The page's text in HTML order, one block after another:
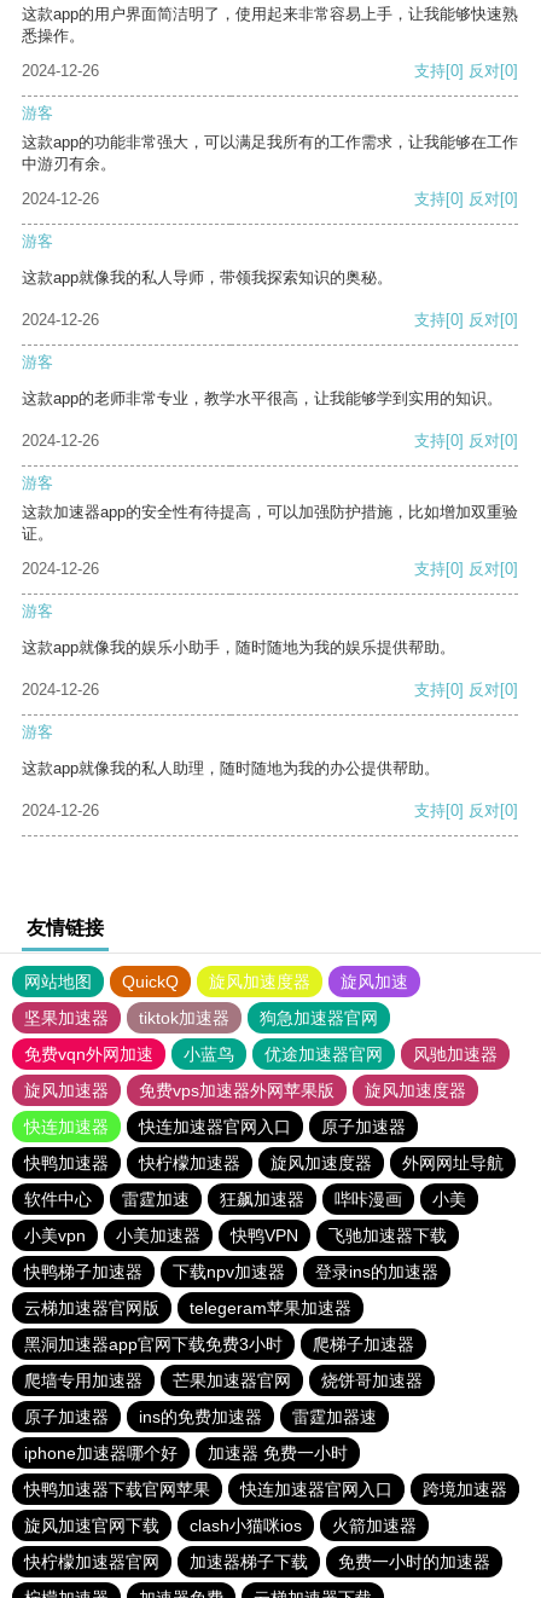
这款app的用户界面简洁明了，使用起来非常容易上手，让我能够快速熟
悉操作。
2024-12-26
支持[0] 反对[0]
游客
这款app的功能非常强大，可以满足我所有的工作需求，让我能够在工作
中游刃有余。
2024-12-26
支持[0] 反对[0]
游客
这款app就像我的私人导师，带领我探索知识的奥秘。
2024-12-26 支持[0] 反对[0]
游客
这款app的老师非常专业，教学水平很高，让我能够学到实用的知识。
2024-12-26 支持[0] 反对[0]
游客
这款加速器app的安全性有待提高，可以加强防护措施，比如增加双重验
证。
2024-12-26
支持[0] 反对[0]
游客
这款app就像我的娱乐小助手，随时随地为我的娱乐提供帮助。
2024-12-26 支持[0] 反对[0]
游客
这款app就像我的私人助理，随时随地为我的办公提供帮助。
2024-12-26 支持[0] 反对[0]
友情链接
网站地图 QuickQ 旋风加速度器
旋风加速
坚果加速器
tiktok加速器
狗急加速器官网
免费vqn外网加速
小蓝鸟 优途加速器官网
风驰加速器
旋风加速器
免费vps加速器外网苹果版
旋风加速度器
快连加速器
快连加速器官网入口
原子加速器
快鸭加速器
快柠檬加速器 旋风加速度器
外网网址导航
软件中心
雷霆加速 狂飙加速器 哔咔漫画
小美
小美vpn
小美加速器 快鸭VPN
飞驰加速器下载
快鸭梯子加速器
下载npv加速器
登录ins的加速器
云梯加速器官网版
telegeram苹果加速器
黑洞加速器app官网下载免费3小时
爬梯子加速器
爬墙专用加速器
芒果加速器官网
烧饼哥加速器
原子加速器
ins的免费加速器
雷霆加器速
iphone加速器哪个好
加速器 免费一小时
快鸭加速器下载官网苹果
快连加速器官网入口
跨境加速器
旋风加速官网下载
clash小猫咪ios
火箭加速器
快柠檬加速器官网
加速器梯子下载
免费一小时的加速器